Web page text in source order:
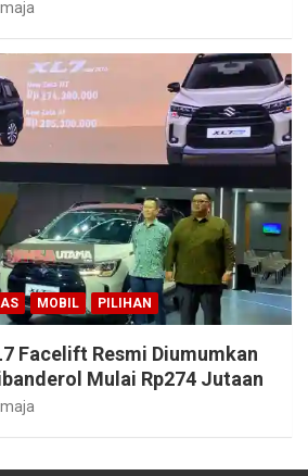
MOBIL PILIHAN
Facelift Resmi Diumumkan
Mulai Rp274 Jutaan